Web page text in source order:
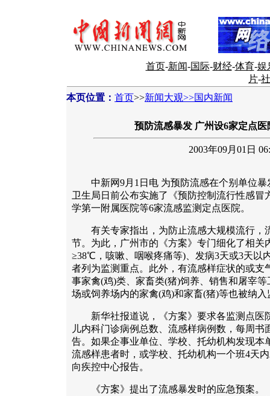
首页-新闻-国际-财经-体育-娱
片-
本页位置： 首页>>新闻大观>>国内新闻
预防流感暴发 广州设6家定点
2003年09月01日
中新网9月1日电 为预防流感在个别单位暴
卫生局日前公布实施了《预防控制流行性感冒
学第一附属医院等6家流感监测定点医院。
有关专家指出，为防止流感大规模流行，
节。为此，广州市的《方案》专门细化了相关
≥38℃，咳嗽、咽喉疼痛等)、发病3天或3天以
者列为监测重点。此外，有流感样症状的或支
事家禽(鸡)类、家畜类(猪)饲养、销售和屠宰
场或饲养场内的家禽(鸡)和家畜(猪)等也被纳入
新华社报道说，《方案》要求各监测点医
儿内科门诊病例总数、流感样病例数，每周书
告。如果企事业单位、学校、托幼机构发现本
流感样患者时，或学校、托幼机构一个班4天
向疾控中心报告。
《方案》提出了流感暴发时的应急预案。